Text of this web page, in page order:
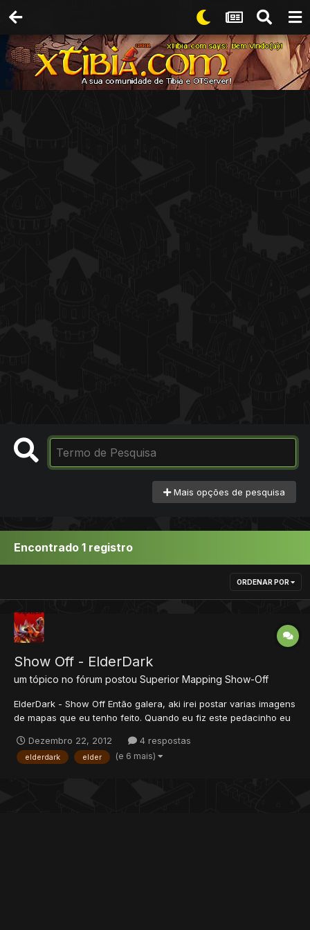
Mais opções de pesquisa
Encontrado 1 registro
ORDENAR POR
Show Off - ElderDark
um tópico no fórum postou Superior Mapping Show-Off
ElderDark - Show Off Então galera, aki irei postar varias imagens
de mapas que eu tenho feito. Quando eu fiz este pedacinho eu
estava fazendo e morrendo de sono. Lojinha de food (Na...
Dezembro 22, 2012 4 respostas
elderdark elder (e 6 mais)